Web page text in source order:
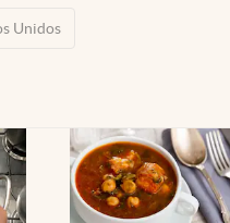
Unidos